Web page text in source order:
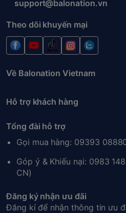
support@balonation.vn
Theo dõi khuyến mại
Về Balonation Vietnam
Hỗ trợ khách hàng
Tổng đài hỗ trợ
Gọi mua hàng: 09393
Góp ý & Khiếu nại: 0983
CN)
Đăng ký nhận ưu đãi
Đăng kí để nhận thông tin ưu